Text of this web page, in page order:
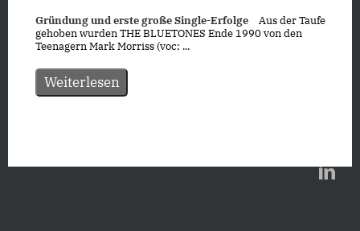
Gründung und erste große Single-Erfolge
Aus der Taufe
gehoben wurden THE BLUETONES Ende 1990 von den
Teenagern Mark Morriss (voc; ...
Weiterlesen